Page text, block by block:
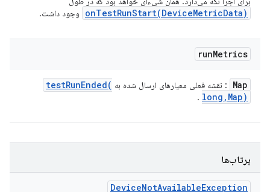
onTestRunStart(DeviceMetricData) وجود داشت.
runMetrics
Map : نقشه فعلی معیارهای ارسال شده به testRunEnded(
long , Map)
.
پرتاب‌ها
DeviceNotAvailableException